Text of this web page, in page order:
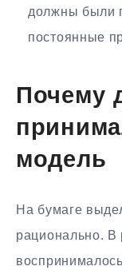
должны были
постоянные
Почему
модель
На бумаге
рационально. В